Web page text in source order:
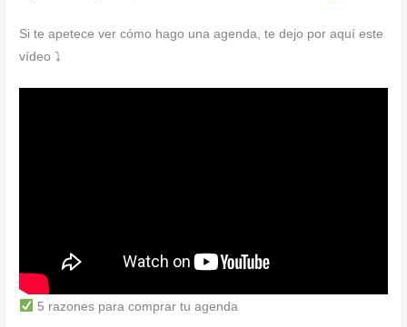
Si te apetece ver cómo hago una agenda, te dejo por aquí este
vídeo ⤵
5 razones para comprar tu agenda